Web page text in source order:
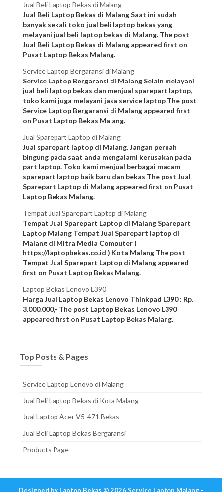
Jual Beli Laptop Bekas di Malang
Jual Beli Laptop Bekas di Malang Saat ini sudah
banyak sekali toko jual beli laptop bekas yang
melayani jual beli laptop bekas di Malang. The post
Jual Beli Laptop Bekas di Malang appeared first on
Pusat Laptop Bekas Malang.
Service Laptop Bergaransi di Malang
Service Laptop Bergaransi di Malang Selain melayani
jual beli laptop bekas dan menjual sparepart laptop,
toko kami juga melayani jasa service laptop The post
Service Laptop Bergaransi di Malang appeared first
on Pusat Laptop Bekas Malang.
Jual Sparepart Laptop di Malang
Jual sparepart laptop di Malang. Jangan pernah
bingung pada saat anda mengalami kerusakan pada
part laptop. Toko kami menjual berbagai macam
sparepart laptop baik baru dan bekas The post Jual
Sparepart Laptop di Malang appeared first on Pusat
Laptop Bekas Malang.
Tempat Jual Sparepart Laptop di Malang
Tempat Jual Sparepart Laptop di Malang Sparepart
Laptop Malang Tempat Jual Sparepart laptop di
Malang di Mitra Media Computer (
https://laptopbekas.co.id ) Kota Malang The post
Tempat Jual Sparepart Laptop di Malang appeared
first on Pusat Laptop Bekas Malang.
Laptop Bekas Lenovo L390
Harga Jual Laptop Bekas Lenovo Thinkpad L390 : Rp.
3.000.000,- The post Laptop Bekas Lenovo L390
appeared first on Pusat Laptop Bekas Malang.
Top Posts & Pages
Service Laptop Lenovo di Malang
Jual Beli Laptop Bekas di Kota Malang
Jual Laptop Acer V5-471 Bekas
Jual Beli Laptop Bekas Bergaransi
Products Page
Designed by Laptop Bekas © 2026 Service Laptop Malang -